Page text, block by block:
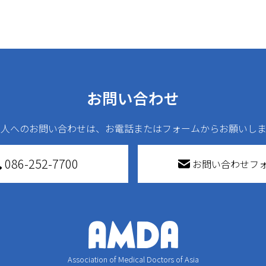
お問い合わせ
へのお問い合わせは、お電話またはフォームからお願いしま
086-252-7700 お問い合わせフ
Association of Medical Doctors of Asia